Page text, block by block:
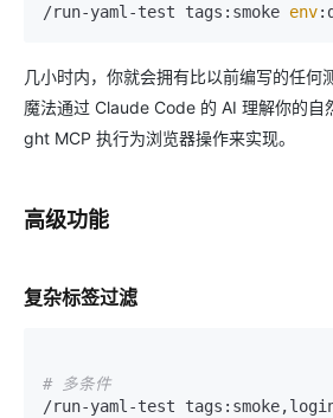
/run-yaml-test tags:smoke env
几小时内，你就会拥有比以前编写的任何
魔法通过 Claude Code 的 AI 理解你的自
ght MCP 执行为浏览器操作来实现。
高级功能
复杂标签过滤
# 多条件
/run-yaml-test